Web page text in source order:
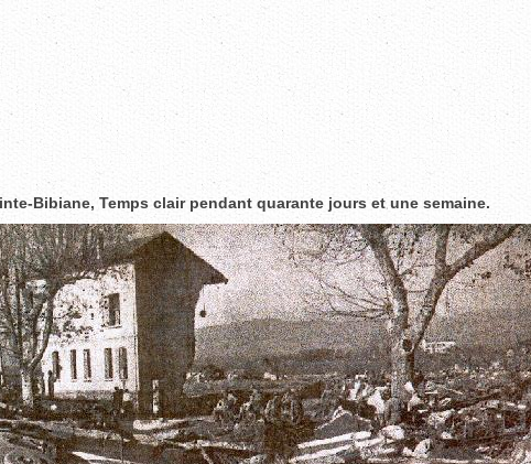
Bibiane, Temps clair pendant quarante jours et une semaine.